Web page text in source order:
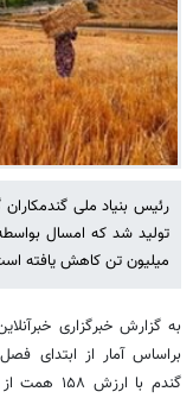
میلیون تن کاهش یافته
به گزارش خبرگزاری
گندم با